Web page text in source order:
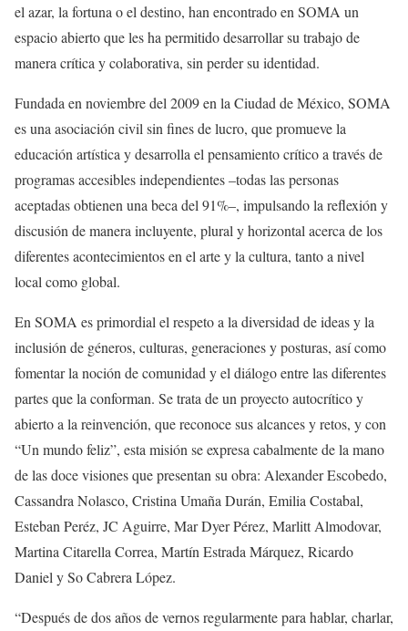
el azar, la fortuna o el destino, han encontrado en SOMA un
espacio abierto que les ha permitido desarrollar su trabajo de
manera crítica y colaborativa, sin perder su identidad.
Fundada en noviembre del 2009 en la Ciudad de México, SOMA
es una asociación civil sin fines de lucro, que promueve la
educación artística y desarrolla el pensamiento crítico a través de
programas accesibles independientes –todas las personas
aceptadas obtienen una beca del 91%–, impulsando la reflexión y
discusión de manera incluyente, plural y horizontal acerca de los
diferentes acontecimientos en el arte y la cultura, tanto a nivel
local como global.
En SOMA es primordial el respeto a la diversidad de ideas y la
inclusión de géneros, culturas, generaciones y posturas, así como
fomentar la noción de comunidad y el diálogo entre las diferentes
partes que la conforman. Se trata de un proyecto autocrítico y
abierto a la reinvención, que reconoce sus alcances y retos, y con
“Un mundo feliz”, esta misión se expresa cabalmente de la mano
de las doce visiones que presentan su obra: Alexander Escobedo,
Cassandra Nolasco, Cristina Umaña Durán, Emilia Costabal,
Esteban Peréz, JC Aguirre, Mar Dyer Pérez, Marlitt Almodovar,
Martina Citarella Correa, Martín Estrada Márquez, Ricardo
Daniel y So Cabrera López.
“Después de dos años de vernos regularmente para hablar, charlar,